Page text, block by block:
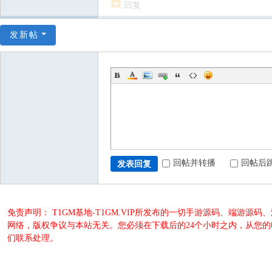
回复
发新帖
发表回复 回帖并转播 回帖后
免责声明： T1GM基地-T1GM.VIP所发布的一切手游源码、端游源码
网络，版权争议与本站无关。您必须在下载后的24个小时之内，从您
们联系处理。